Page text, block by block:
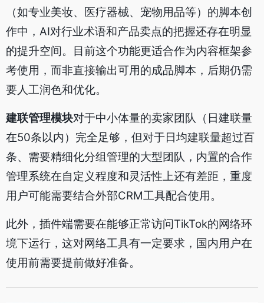
（如专业美妆、医疗器械、宠物用品等）的脚本创
作中，AI对行业术语和产品卖点的把握还存在明显
的提升空间。目前这个功能更适合作为内容框架参
考使用，而非直接输出可用的成品脚本，后期仍需
要人工润色和优化。
建联管理模块对于中小体量的卖家团队（日建联量
在50条以内）完全足够，但对于日均建联量超过百
条、需要精细化分组管理的大型团队，内置的合作
管理系统在自定义程度和灵活性上还有差距，重度
用户可能需要结合外部CRM工具配合使用。
此外，插件端需要在能够正常访问TikTok的网络环
境下运行，这对网络工具有一定要求，国内用户在
使用前需要提前做好准备。